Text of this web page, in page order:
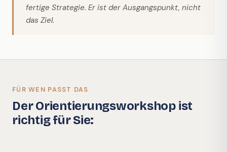
fertige Strategie. Er ist der Ausgangspunkt, nicht
das Ziel.
FÜR WEN PASST DAS
Der Orientierungsworkshop ist
richtig für Sie: